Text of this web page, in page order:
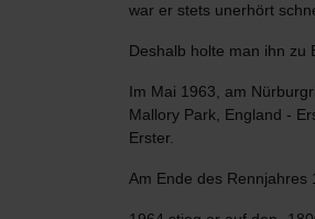
war er stets unerhört
Deshalb holte man ihn zu
Im Mai 1963, am
Mallory Park, England -
Erster.
Am Ende des Rennjahres